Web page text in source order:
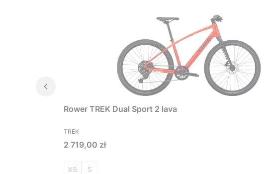
Rower TREK Dual Sport 2 lava
PRODUCENT
TREK
Cena
2 719,00 zł
XS S